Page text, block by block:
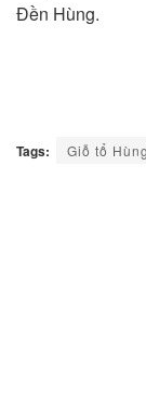
Đền Hùng.
Tags: Giỗ tổ